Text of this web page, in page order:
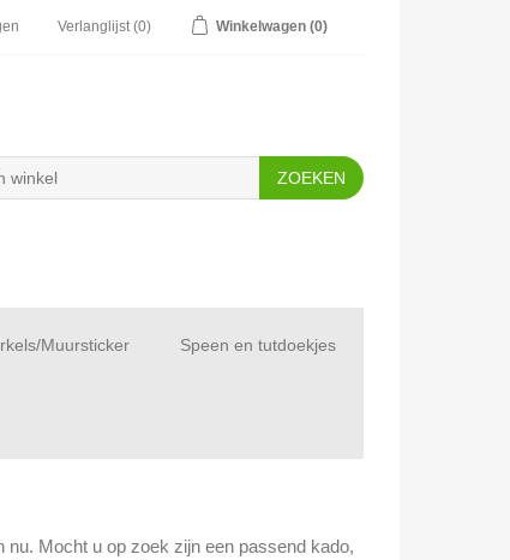
Verlanglijst (0) Winkelwagen (0)
Muursticker Speen en tutdoekjes
nu. Mocht u op zoek zijn een passend kado,